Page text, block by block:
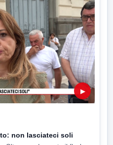
▶
non lasciateci soli